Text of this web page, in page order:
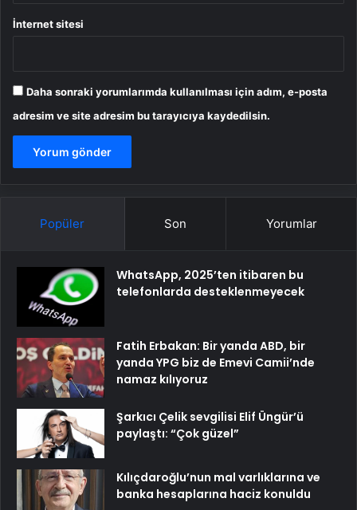
İnternet sitesi
Daha sonraki yorumlarımda kullanılması için adım, e-posta
adresim ve site adresim bu tarayıcıya kaydedilsin.
Popüler Son Yorumlar
WhatsApp, 2025’ten itibaren bu
telefonlarda desteklenmeyecek
Fatih Erbakan: Bir yanda ABD, bir
yanda YPG biz de Emevi Camii’nde
namaz kılıyoruz
Şarkıcı Çelik sevgilisi Elif Üngür’ü
paylaştı: “Çok güzel”
Kılıçdaroğlu’nun mal varlıklarına ve
banka hesaplarına haciz konuldu